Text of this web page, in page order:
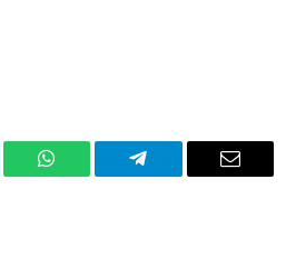
WhatsApp Telegram Email